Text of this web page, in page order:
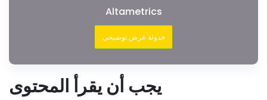
Altametrics
جدولة عرض توضيحي
يجب أن يقرأ المحتوى